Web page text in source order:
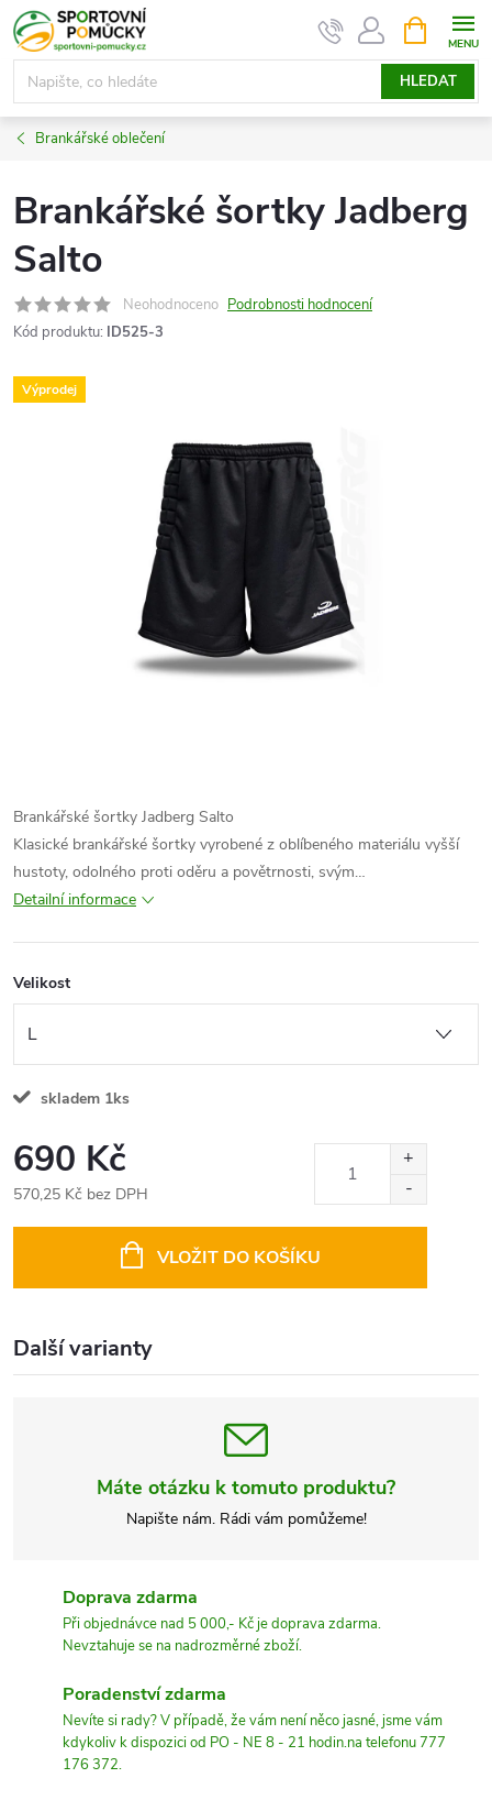
Přejít
na
obsah
HLEDAT
NÁKUPNÍ
KOŠÍK
Brankářské oblečení
Brankářské šortky Jadberg
Salto
Neohodnoceno Podrobnosti hodnocení
Kód produktu: ID525-3
Výprodej
Brankářské šortky Jadberg Salto
Klasické brankářské šortky vyrobené z oblíbeného materiálu vyšší
hustoty, odolného proti oděru a povětrnosti, svým…
Detailní informace
Velikost
skladem 1ks
690 Kč
570,25 Kč bez DPH
VLOŽIT DO KOŠÍKU
Další varianty
Máte otázku k tomuto produktu?
Napište nám. Rádi vám pomůžeme!
Doprava zdarma
Při objednávce nad 5 000,- Kč je doprava zdarma.
Nevztahuje se na nadrozměrné zboží.
Poradenství zdarma
Nevíte si rady? V případě, že vám není něco jasné, jsme vám
kdykoliv k dispozici od PO - NE 8 - 21 hodin.na telefonu 777
176 372.